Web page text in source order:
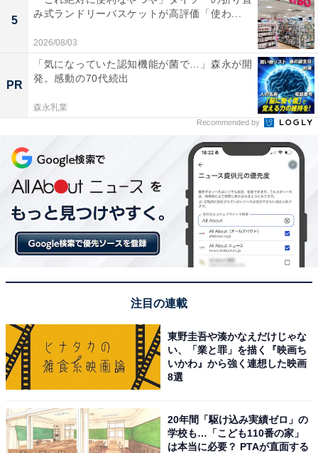
しか読めない独自コンテンツも充実。編集部員による宿泊レビュー
では、公式Webサイトだけでは分からないリアルな様子を紹介しま
す。
こちらもおすすめ
【楽天トラベル売れ筋1位】栃木県「美肌と薬草
の極楽湯 芦野温泉」は化粧水のような美肌の湯
5
み式ランドリーバスケットが高評価「使わ...
2026/08/03
PR
「気になっていた認知機能が菌で…」森永が開
発。感動の70代続出
森永乳業
Recommended by
注目の連載
東野圭吾や湊かなえだけじゃな
い、「業と罪」を描く『映画ち
いかわ』から強く連想した映画
8選
20年間「駆け込み実績ゼロ」の
学校も…「こども110番の家」
は本当に必要？ PTAが直面する